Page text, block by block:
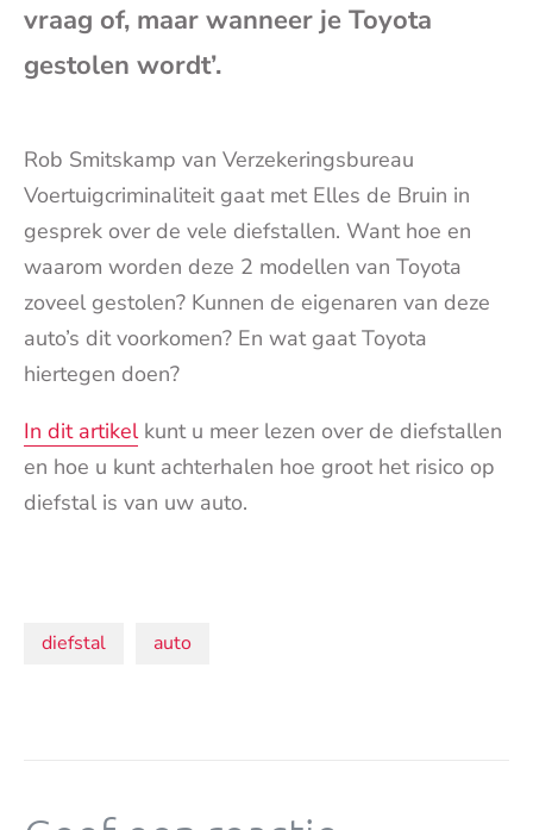
vraag of, maar wanneer je Toyota
gestolen wordt’.
Rob Smitskamp van Verzekeringsbureau
Voertuigcriminaliteit gaat met Elles de Bruin in
gesprek over de vele diefstallen. Want hoe en
waarom worden deze 2 modellen van Toyota
zoveel gestolen? Kunnen de eigenaren van deze
auto’s dit voorkomen? En wat gaat Toyota
hiertegen doen?
In dit artikelkunt u meer lezen over de diefstallen
en hoe u kunt achterhalen hoe groot het risico op
diefstal is van uw auto.
Onderwerpen:
diefstal auto